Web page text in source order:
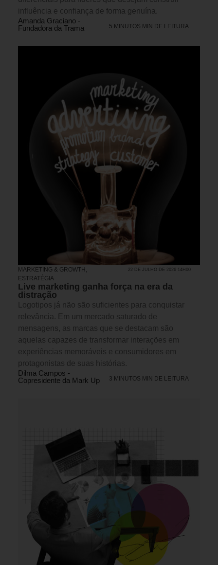
influência e confiança de forma genuína.
Amanda Graciano -
Fundadora da Trama
5 MINUTOS MIN DE LEITURA
MARKETING & GROWTH
ESTRATÉGIA
22 DE JULHO DE 2026 14H00
Live marketing ganha força na era da
distração
Logotipos já não são suficientes para conquistar
relevância. Em um mercado saturado de
mensagens, as marcas que se destacam são
aquelas capazes de transformar interações em
experiências memoráveis e consumidores em
protagonistas de suas histórias.
Dilma Campos -
Copresidente da Mark Up
3 MINUTOS MIN DE LEITURA